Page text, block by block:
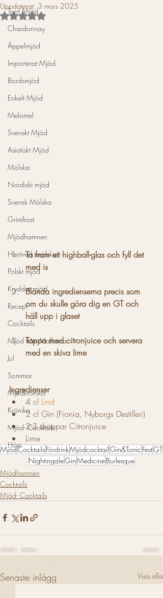
Torrt Mjöd
Chardonnay
Äppelmjöd
Importerat Mjöd
Bordsmjöd
Enkelt Mjöd
Melomel
Svenskt Mjöd
Asiatiskt Mjöd
Mölska
Nordiskt mjöd
Svensk Mölska
Grimfrost
Mjödhamnen
Hantverksmölska
Polskt mjöd
Kryddat mjöd
Recept
Cocktails
Mjöd från Mallorca
Jul
Sommar
Mjödkrönika
Krönika
Mjöd- Cocktails
Höst
Uppdaterat:3 mars 2025
Betygsatt till NaN av 5 stjärnor.
Ta fram ett highball-glas och fyll det
med is
Blanda ingredienserna precis som
om du skulle göra dig en GT och
häll upp i glaset
Toppa med citronjuice och servera
med en skiva lime
Ingredienser
4 cl Lind
2 cl Gin (Fionia, Nyborgs Destilleri)
2-3 droppar Citronjuice
Lime
MjödCocktailsFördrinkMjödcocktailGin&TonicFestGT
NightingaleGinMedicineBurlesque
Mjödhamnen
Cocktails
Mjöd- Cocktails
Senaste inlägg Visa alla